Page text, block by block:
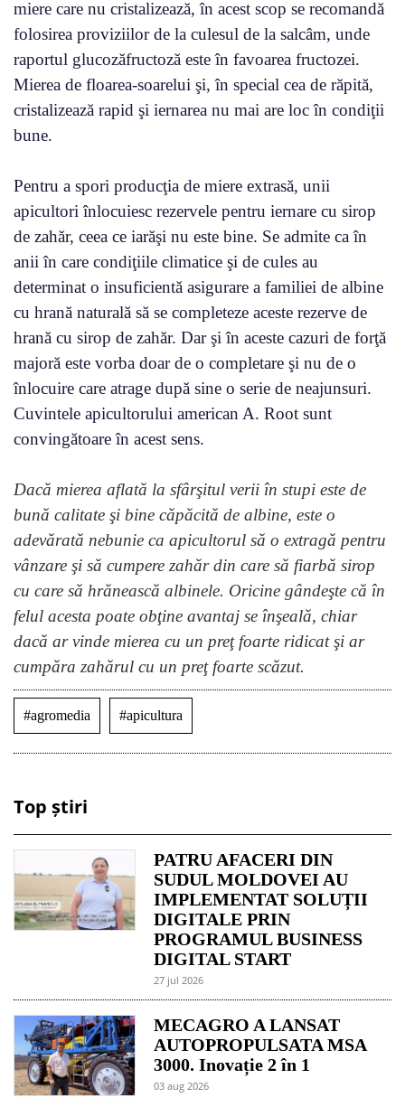
miere care nu cristalizează, în acest scop se recomandă
folosirea proviziilor de la culesul de la salcâm, unde
raportul glucozăfructoză este în favoarea fructozei.
Mierea de floarea-soarelui şi, în special cea de răpită,
cristalizează rapid şi iernarea nu mai are loc în condiţii
bune.
Pentru a spori producţia de miere extrasă, unii
apicultori înlocuiesc rezervele pentru iernare cu sirop
de zahăr, ceea ce iarăşi nu este bine. Se admite ca în
anii în care condiţiile climatice şi de cules au
determinat o insuficientă asigurare a familiei de albine
cu hrană naturală să se completeze aceste rezerve de
hrană cu sirop de zahăr. Dar şi în aceste cazuri de forţă
majoră este vorba doar de o completare şi nu de o
înlocuire care atrage după sine o serie de neajunsuri.
Cuvintele apicultorului american A. Root sunt
convingătoare în acest sens.
Dacă mierea aflată la sfârşitul verii în stupi este de
bună calitate şi bine căpăcită de albine, este o
adevărată nebunie ca apicultorul să o extragă pentru
vânzare şi să cumpere zahăr din care să fiarbă sirop
cu care să hrănească albinele. Oricine gândeşte că în
felul acesta poate obţine avantaj se înşeală, chiar
dacă ar vinde mierea cu un preţ foarte ridicat şi ar
cumpăra zahărul cu un preţ foarte scăzut.
#agromedia #apicultura
Top știri
PATRU AFACERI DIN
SUDUL MOLDOVEI AU
IMPLEMENTAT SOLUȚII
DIGITALE PRIN
PROGRAMUL BUSINESS
DIGITAL START
27 jul 2026
MECAGRO A LANSAT
AUTOPROPULSATA MSA
3000. Inovație 2 în 1
03 aug 2026